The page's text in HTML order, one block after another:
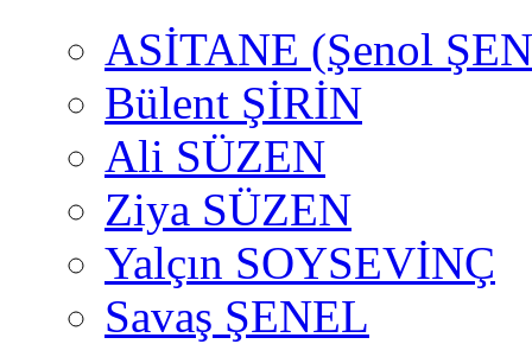
ASİTANE (Şenol
Bülent ŞİRİN
Ali SÜZEN
Ziya SÜZEN
Yalçın SOYSEVİNÇ
Savaş ŞENEL